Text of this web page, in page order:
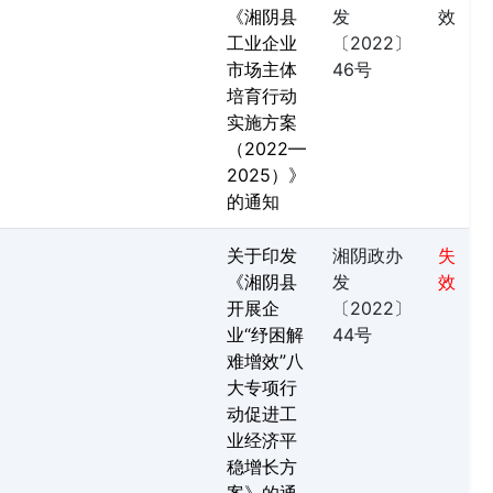
《湘阴县
工业企业
市场主体
培育行动
实施方案
（2022—
2025）》
的通知
发
〔2022〕
46号
效
关于印发
《湘阴县
开展企
业“纾困解
难增效”八
大专项行
动促进工
业经济平
稳增长方
湘阴政办
发
〔2022〕
44号
失
效